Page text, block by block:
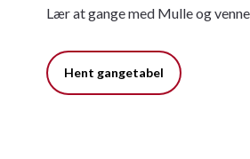
Lær at gange med Mulle og
Hent gangetabel